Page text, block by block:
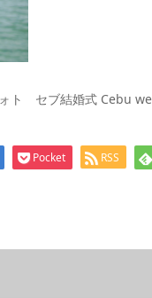
ト セブ結婚式 Cebu
Pocket RSS